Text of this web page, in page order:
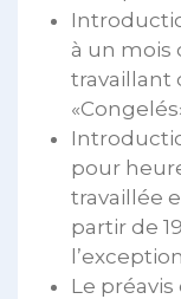
à un mois
travaillant
pour
travaillée
partir de
Le